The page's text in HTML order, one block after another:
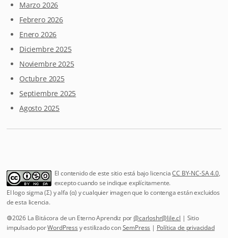
Marzo 2026
Febrero 2026
Enero 2026
Diciembre 2025
Noviembre 2025
Octubre 2025
Septiembre 2025
Agosto 2025
El contenido de este sitio está bajo licenciaCC BY-NC-SA 4.0,
excepto cuando se indique explícitamente.
El logo sigma (Σ) y alfa (α) y cualquier imagen que lo contenga están excluidos
de esta licencia.
🄯2026 La Bitácora de un Eterno Aprendiz por@carloshr@lile.cl | Sitio
impulsado porWordPress y estilizado conSemPress | Política de privacidad